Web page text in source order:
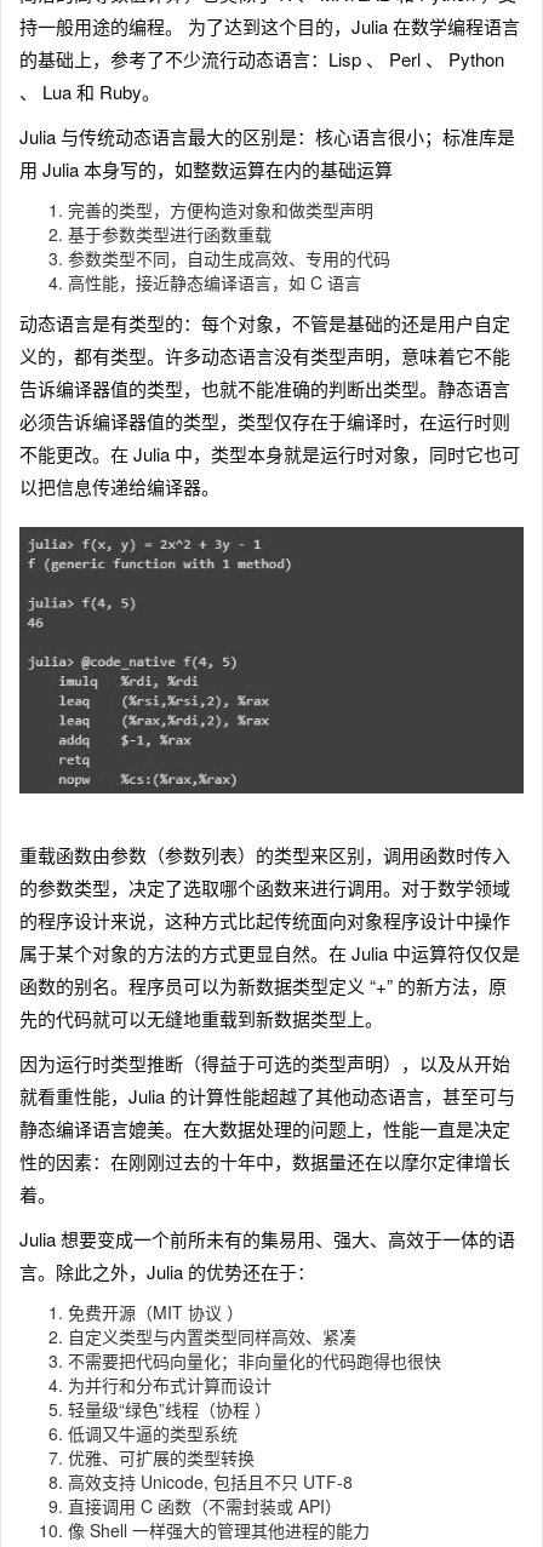
持一般用途的编程。 为了达到这个目的，Julia 在数学编程语言
的基础上，参考了不少流行动态语言：Lisp 、 Perl 、 Python
、 Lua 和 Ruby。
Julia 与传统动态语言最大的区别是：核心语言很小；标准库是
用 Julia 本身写的，如整数运算在内的基础运算
完善的类型，方便构造对象和做类型声明
基于参数类型进行函数重载
参数类型不同，自动生成高效、专用的代码
高性能，接近静态编译语言，如 C 语言
动态语言是有类型的：每个对象，不管是基础的还是用户自定
义的，都有类型。许多动态语言没有类型声明，意味着它不能
告诉编译器值的类型，也就不能准确的判断出类型。静态语言
必须告诉编译器值的类型，类型仅存在于编译时，在运行时则
不能更改。在 Julia 中，类型本身就是运行时对象，同时它也可
以把信息传递给编译器。
重载函数由参数（参数列表）的类型来区别，调用函数时传入
的参数类型，决定了选取哪个函数来进行调用。对于数学领域
的程序设计来说，这种方式比起传统面向对象程序设计中操作
属于某个对象的方法的方式更显自然。在 Julia 中运算符仅仅是
函数的别名。程序员可以为新数据类型定义 “+” 的新方法，原
先的代码就可以无缝地重载到新数据类型上。
因为运行时类型推断（得益于可选的类型声明），以及从开始
就看重性能，Julia 的计算性能超越了其他动态语言，甚至可与
静态编译语言媲美。在大数据处理的问题上，性能一直是决定
性的因素：在刚刚过去的十年中，数据量还在以摩尔定律增长
着。
Julia 想要变成一个前所未有的集易用、强大、高效于一体的语
言。除此之外，Julia 的优势还在于：
免费开源（MIT 协议 ）
自定义类型与内置类型同样高效、紧凑
不需要把代码向量化；非向量化的代码跑得也很快
为并行和分布式计算而设计
轻量级“绿色”线程（协程 ）
低调又牛逼的类型系统
优雅、可扩展的类型转换
高效支持 Unicode, 包括且不只 UTF-8
直接调用 C 函数（不需封装或 API）
像 Shell 一样强大的管理其他进程的能力